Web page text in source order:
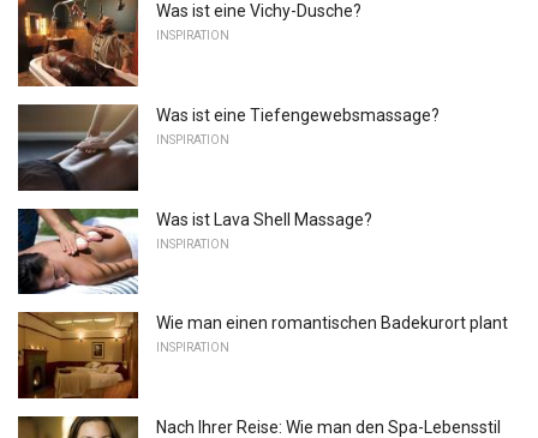
Was ist eine Vichy-Dusche?
INSPIRATION
Was ist eine Tiefengewebsmassage?
INSPIRATION
Was ist Lava Shell Massage?
INSPIRATION
Wie man einen romantischen Badekurort plant
INSPIRATION
Nach Ihrer Reise: Wie man den Spa-Lebensstil